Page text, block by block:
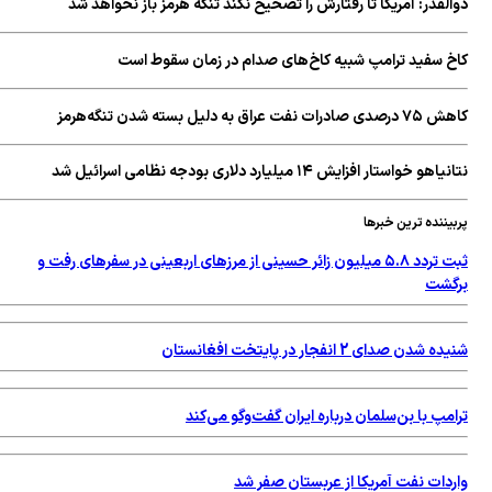
آمریکا تا رفتارش را تصحیح نکند تنگه هرمز باز نخواهد شد
سفید ترامپ شبیه کاخ‌های صدام در زمان سقوط است
عراق به دلیل بسته شدن تنگه‌هرمز
خواستار افزایش ۱۴ میلیارد دلاری بودجه نظامی اسرائیل شد
ترین خبرها
ثبت تردد ۵.۸ میلیون زائر حسینی از مرزهای اربعینی در سفرهای رفت و
صدای 2 انفجار در پایتخت افغانستان
با بن‌سلمان درباره ایران گفت‌وگو می‌کند
نفت آمریکا از عربستان صفر شد